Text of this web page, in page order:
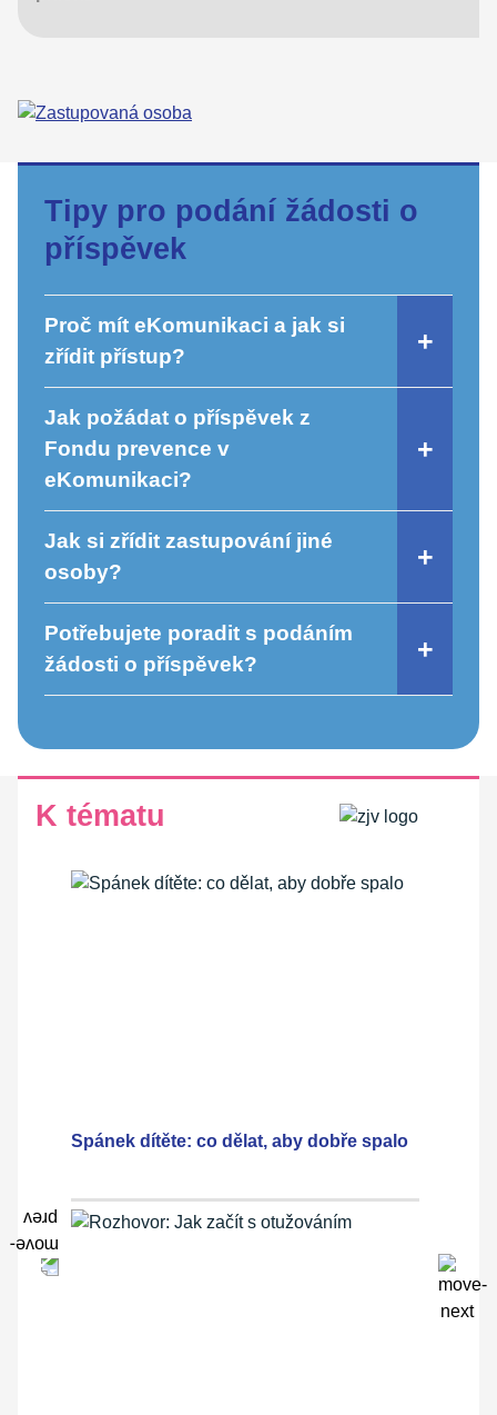
Tipy pro podání žádosti o
příspěvek
Proč mít eKomunikaci a jak si
zřídit přístup?
Jak požádat o příspěvek z
Fondu prevence v
eKomunikaci?
Jak si zřídit zastupování jiné
osoby?
Potřebujete poradit s podáním
žádosti o příspěvek?
K tématu
Spánek dítěte: co dělat, aby dobře spalo